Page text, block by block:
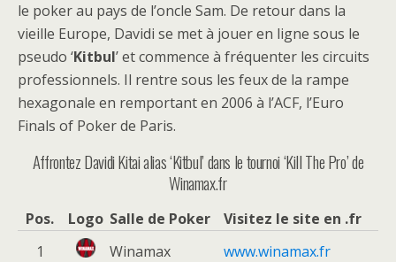
le poker au pays de l’oncle Sam. De retour dans la
vieille Europe, Davidi se met à jouer en ligne sous le
pseudo ‘Kitbul’ et commence à fréquenter les circuits
professionnels. Il rentre sous les feux de la rampe
hexagonale en remportant en 2006 à l’ACF, l’Euro
Finals of Poker de Paris.
Affrontez Davidi Kitai alias ‘Kitbul’ dans le tournoi ‘Kill The Pro’ de
Winamax.fr
Pos. Logo Salle de Poker
Visitez le site en .fr
1
Winamax www.winamax.fr